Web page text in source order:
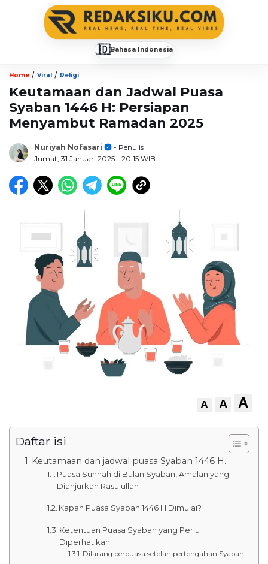
🇮🇩Bahasa Indonesia
Home / Viral / Religi
Keutamaan dan Jadwal Puasa
Syaban 1446 H: Persiapan
Menyambut Ramadan 2025
Nuriyah Nofasari
- Penulis
Jumat, 31 Januari 2025 - 20:15 WIB
A A A
Daftar isi
Keutamaan dan jadwal puasa Syaban 1446 H.
Puasa Sunnah di Bulan Syaban, Amalan yang
Dianjurkan Rasulullah
Kapan Puasa Syaban 1446 H Dimulai?
Ketentuan Puasa Syaban yang Perlu
Diperhatikan
Dilarang berpuasa setelah pertengahan Syaban